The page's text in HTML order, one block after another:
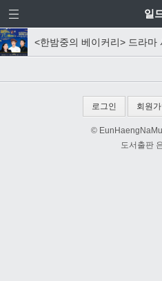
일
<한밤중의 베이커리> 드라마
로그인 회원가
©
도서출판